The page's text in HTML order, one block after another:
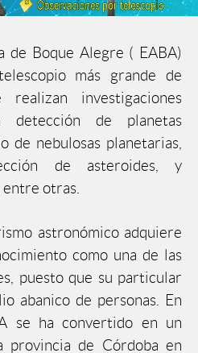
de Boque Alegre ( EABA)
más grande de
investigaciones
detección de planetas
de nebulosas planetarias,
de asteroides, y
entre otras.
astronómico adquiere
como una de las
puesto que su particular
abanico de personas. En
se ha convertido en un
provincia de Córdoba en